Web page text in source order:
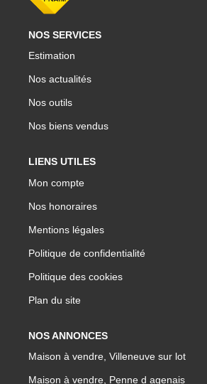
NOS SERVICES
Estimation
Nos actualités
Nos outils
Nos biens vendus
LIENS UTILES
Mon compte
Nos honoraires
Mentions légales
Politique de confidentialité
Politique des cookies
Plan du site
NOS ANNONCES
Maison à vendre, Villeneuve sur lot
Maison à vendre, Penne d agenais